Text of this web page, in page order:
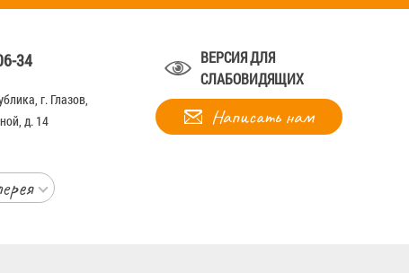
34
г. Глазов,
д. 14
ВЕРСИЯ ДЛЯ
СЛАБОВИДЯЩИХ
Написать нам